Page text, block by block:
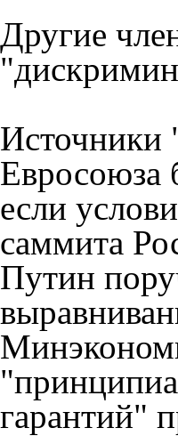
Другие
Источники
Евросоюза
если
саммита
Путин
гарантий"